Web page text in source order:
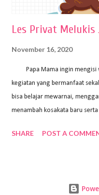
Les Privat
November 16, 2020
Papa Mama ingin mengisi
kegiatan yang bermanfaat
bisa belajar mewarnai,
menambah kosakata baru
kok untuk mengajar dengan
Alfabeta. ⁣⁣⁣⁣Ada pilihan online
SHARE POST A